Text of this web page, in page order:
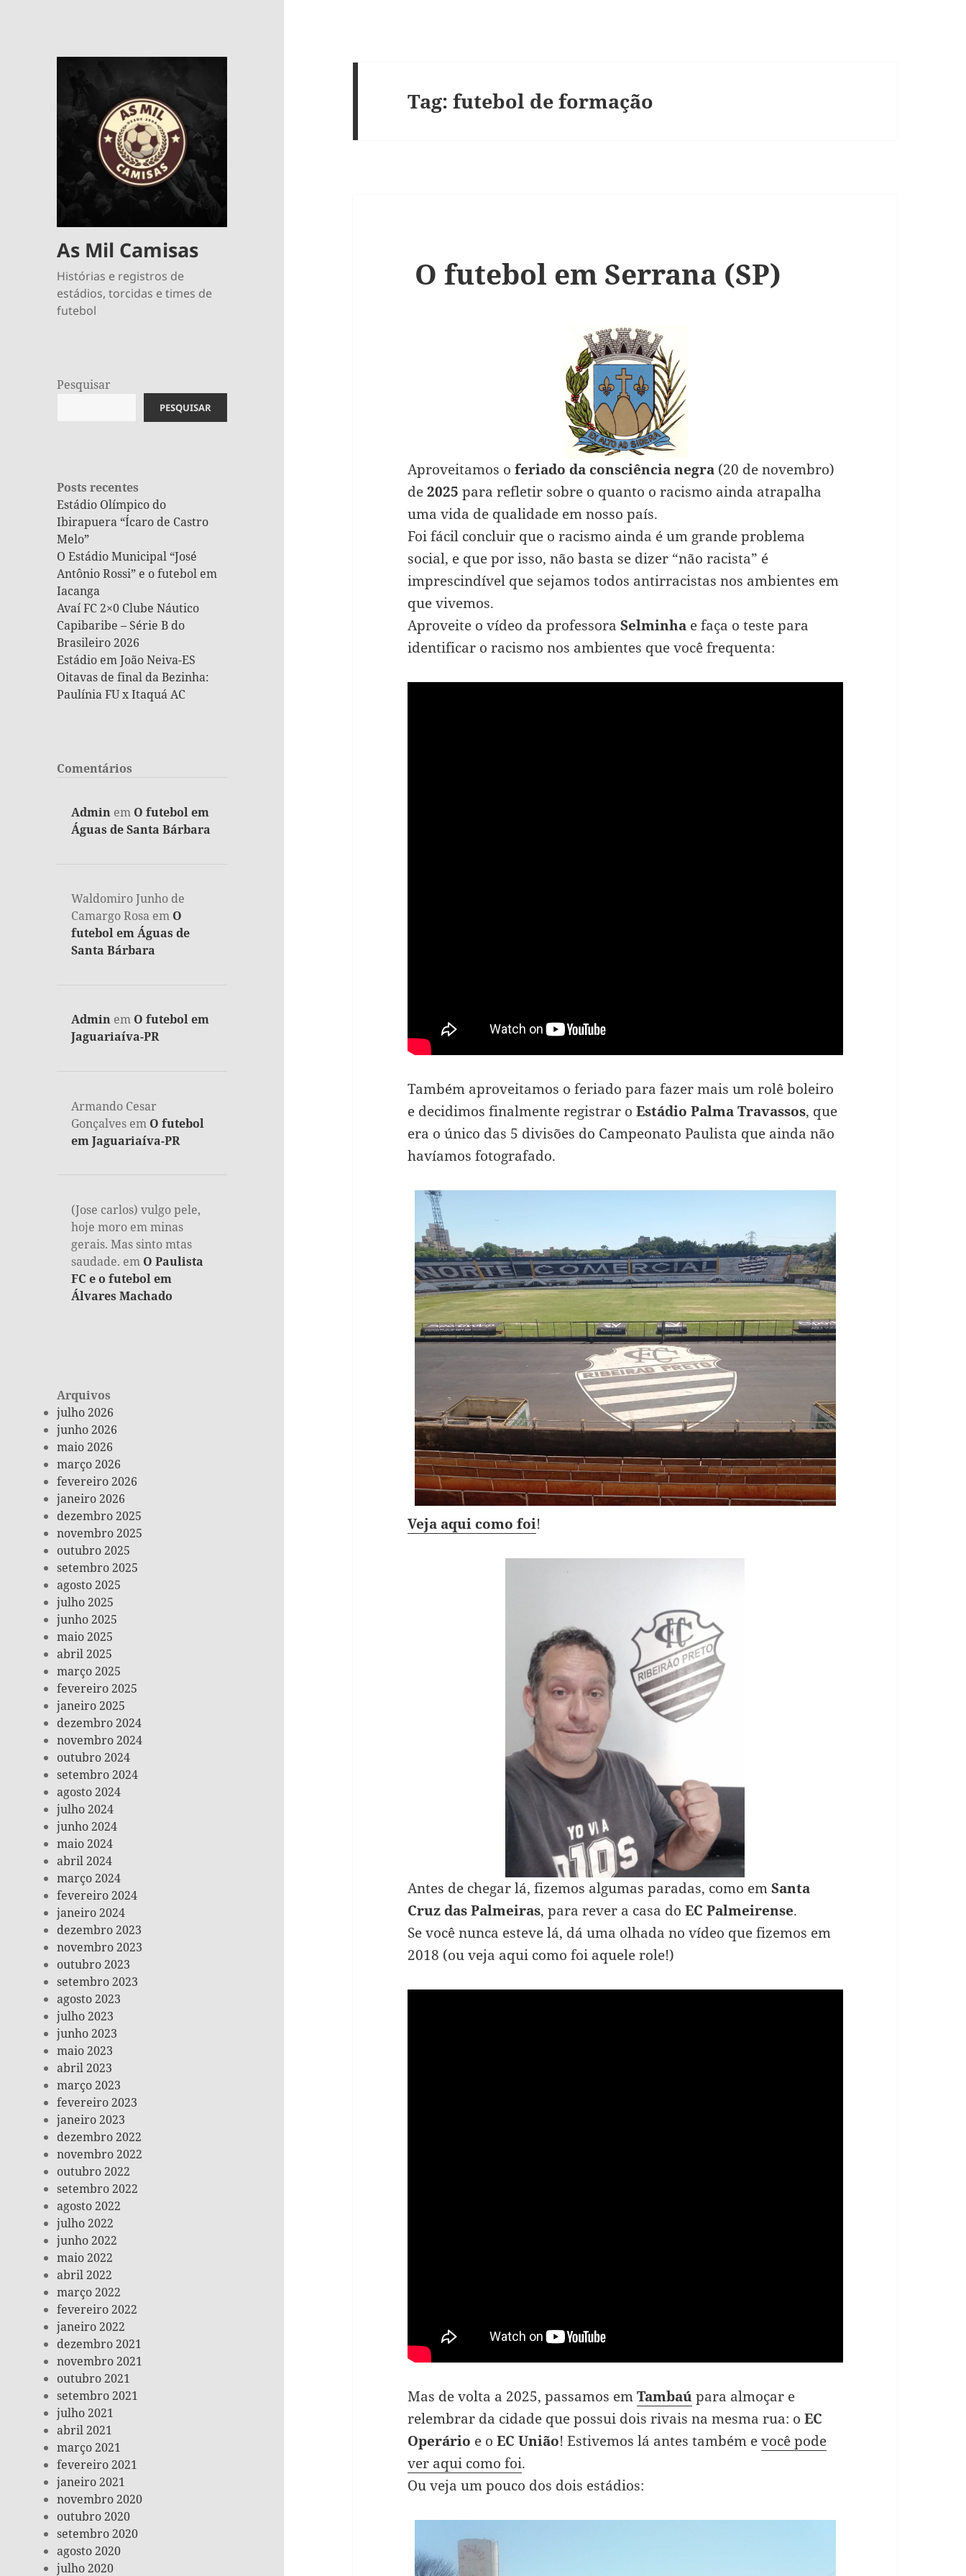
As Mil Camisas
Histórias e registros de
estádios, torcidas e times de
futebol
Pesquisar
PESQUISAR
Posts recentes
Estádio Olímpico do
Ibirapuera “Ícaro de Castro
Melo”
O Estádio Municipal “José
Antônio Rossi” e o futebol em
Iacanga
Avaí FC 2×0 Clube Náutico
Capibaribe – Série B do
Brasileiro 2026
Estádio em João Neiva-ES
Oitavas de final da Bezinha:
Paulínia FU x Itaquá AC
Comentários
Admin em O futebol em
Águas de Santa Bárbara
Waldomiro Junho de
Camargo Rosa em O
futebol em Águas de
Santa Bárbara
Admin em O futebol em
Jaguariaíva-PR
Armando Cesar
Gonçalves em O futebol
em Jaguariaíva-PR
(Jose carlos) vulgo pele,
hoje moro em minas
gerais. Mas sinto mtas
saudade. em O Paulista
FC e o futebol em
Álvares Machado
Arquivos
julho 2026
junho 2026
maio 2026
março 2026
fevereiro 2026
janeiro 2026
dezembro 2025
novembro 2025
outubro 2025
setembro 2025
agosto 2025
julho 2025
junho 2025
maio 2025
abril 2025
março 2025
fevereiro 2025
janeiro 2025
dezembro 2024
novembro 2024
outubro 2024
setembro 2024
agosto 2024
julho 2024
junho 2024
maio 2024
abril 2024
março 2024
fevereiro 2024
janeiro 2024
dezembro 2023
novembro 2023
outubro 2023
setembro 2023
agosto 2023
julho 2023
junho 2023
maio 2023
abril 2023
março 2023
fevereiro 2023
janeiro 2023
dezembro 2022
novembro 2022
outubro 2022
setembro 2022
agosto 2022
julho 2022
junho 2022
maio 2022
abril 2022
março 2022
fevereiro 2022
janeiro 2022
dezembro 2021
novembro 2021
outubro 2021
setembro 2021
julho 2021
abril 2021
março 2021
fevereiro 2021
janeiro 2021
novembro 2020
outubro 2020
setembro 2020
agosto 2020
julho 2020
Tag: futebol de formação
O futebol em Serrana (SP)
Aproveitamos o feriado da consciência negra (20 de novembro)
de2025 para refletir sobre o quanto o racismo ainda atrapalha
uma vida de qualidade em nosso país.
Foi fácil concluir que o racismo ainda é um grande problema
social, e que por isso, não basta se dizer “não racista” é
imprescindível que sejamos todos antirracistas nos ambientes em
que vivemos.
Aproveite o vídeo da professora Selminhae faça o teste para
identificar o racismo nos ambientes que você frequenta:
Também aproveitamos o feriado para fazer mais um rolê boleiro
e decidimos finalmente registrar o Estádio Palma Travassos, que
era o único das 5 divisões do Campeonato Paulista que ainda não
havíamos fotografado.
Veja aqui como foi!
Antes de chegar lá, fizemos algumas paradas, como emSanta
Cruz das Palmeiras, para rever a casa do EC Palmeirense.
Se você nunca esteve lá, dá uma olhada no vídeo que fizemos em
2018 (ou veja aqui como foi aquele role!)
Mas de volta a 2025, passamos emTambaúpara almoçar e
relembrar da cidade que possui dois rivais na mesma rua: o EC
Operário e o EC União! Estivemos lá antes também evocê pode
ver aqui como foi.
Ou veja um pouco dos dois estádios: